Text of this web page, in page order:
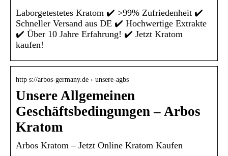
Laborgetestetes Kratom ✔️ >99% Zufriedenheit ✔️
Schneller Versand aus DE ✔️ Hochwertige Extrakte
✔️ Über 10 Jahre Erfahrung! ✔️ Jetzt Kratom
kaufen!
http s://arbos-germany.de › unsere-agbs
Unsere Allgemeinen
Geschäftsbedingungen – Arbos
Kratom
Arbos Kratom – Jetzt Online Kratom Kaufen